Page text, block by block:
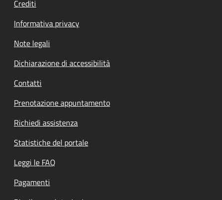
Crediti
Informativa privacy
Note legali
Dichiarazione di accessibilità
Contatti
Prenotazione appuntamento
Richiedi assistenza
Statistiche del portale
Leggi le FAQ
Pagamenti